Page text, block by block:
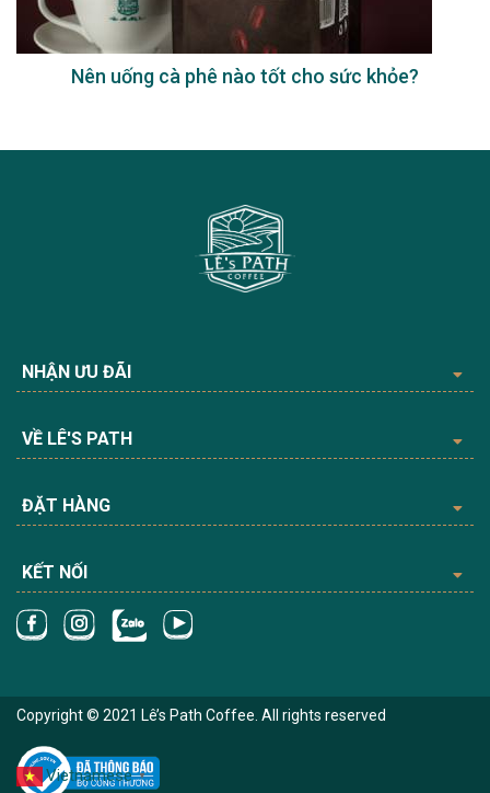
Nên uống cà phê nào tốt cho sức khỏe?
NHẬN ƯU ĐÃI
VỀ LÊ'S PATH
ĐẶT HÀNG
KẾT NỐI
Copyright © 2021 Lê’s Path Coffee. All rights reserved
Vietnamese ▼